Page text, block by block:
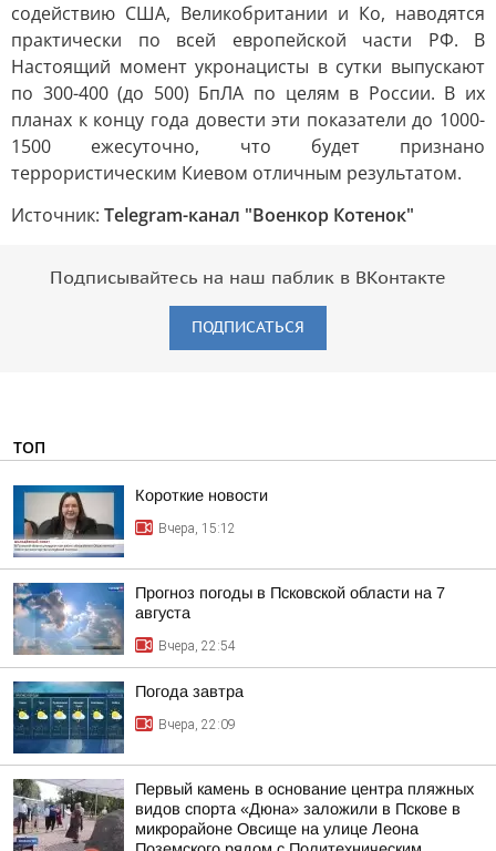
содействию США, Великобритании и Ко, наводятся
практически по всей европейской части РФ. В
Настоящий момент укронацисты в сутки выпускают
по 300-400 (до 500) БпЛА по целям в России. В их
планах к концу года довести эти показатели до 1000-
1500 ежесуточно, что будет признано
террористическим Киевом отличным результатом.
Источник: Telegram-канал "Военкор Котенок"
Подписывайтесь на наш паблик в ВКонтакте
ПОДПИСАТЬСЯ
ТОП
Короткие новости
Вчера, 15:12
Прогноз погоды в Псковской области на 7
августа
Вчера, 22:54
Погода завтра
Вчера, 22:09
Первый камень в основание центра пляжных
видов спорта «Дюна» заложили в Пскове в
микрорайоне Овсище на улице Леона